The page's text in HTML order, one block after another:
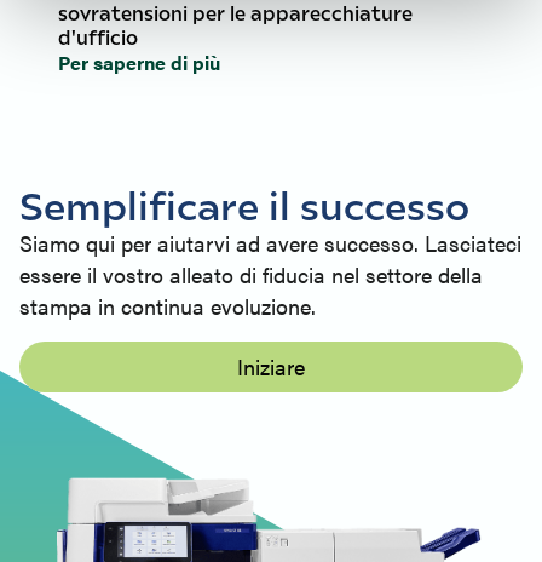
sovratensioni per le apparecchiature
d'ufficio
Per saperne di più
Semplificare il successo
Siamo qui per aiutarvi ad avere successo. Lasciateci
essere il vostro alleato di fiducia nel settore della
stampa in continua evoluzione.
Iniziare